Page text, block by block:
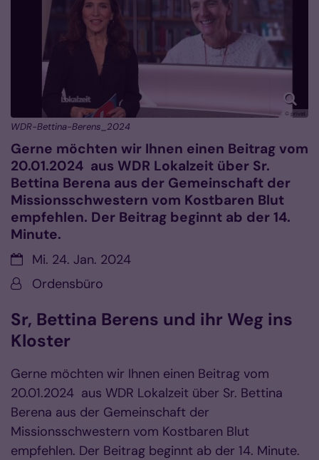
© privat
WDR-Bettina-Berens_2024
Gerne möchten wir Ihnen einen Beitrag vom
20.01.2024 aus WDR Lokalzeit über Sr.
Bettina Berena aus der Gemeinschaft der
Missionsschwestern vom Kostbaren Blut
empfehlen. Der Beitrag beginnt ab der 14.
Minute.
Datum:Mi. 24. Jan. 2024
Von:Ordensbüro
Sr, Bettina Berens und ihr Weg ins
Kloster
Gerne möchten wir Ihnen einen Beitrag vom
20.01.2024 aus WDR Lokalzeit über Sr. Bettina
Berena aus der Gemeinschaft der
Missionsschwestern vom Kostbaren Blut
empfehlen. Der Beitrag beginnt ab der 14. Minute.